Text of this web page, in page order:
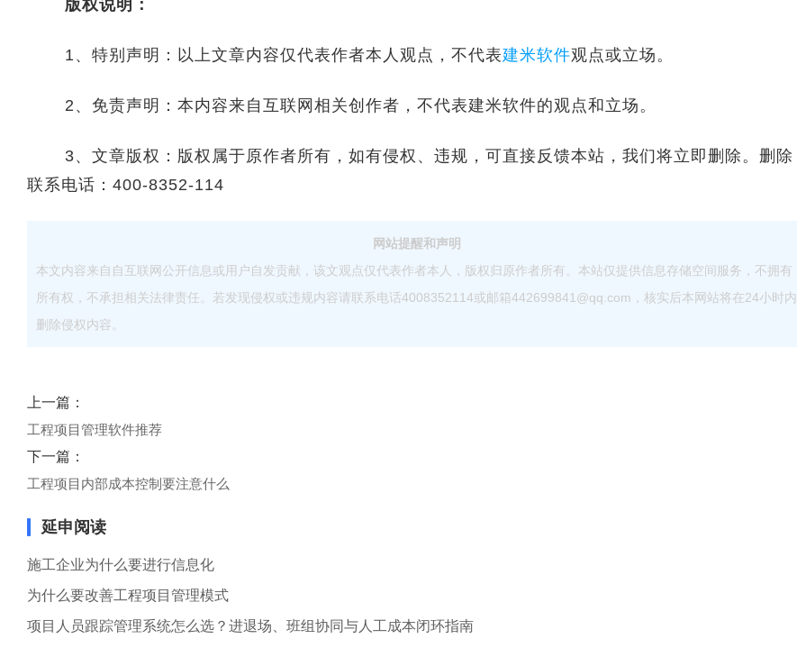
版权说明：
1、特别声明：以上文章内容仅代表作者本人观点，不代表建米软件观点或立场。
2、免责声明：本内容来自互联网相关创作者，不代表建米软件的观点和立场。
3、文章版权：版权属于原作者所有，如有侵权、违规，可直接反馈本站，我们将立即删除。删除
联系电话：400-8352-114
网站提醒和声明
本文内容来自自互联网公开信息或用户自发贡献，该文观点仅代表作者本人，版权归原作者所有。本站仅提供信息存储空间服务，不拥有
所有权，不承担相关法律责任。若发现侵权或违规内容请联系电话4008352114或邮箱442699841@qq.com，核实后本网站将在24小时内
删除侵权内容。
上一篇：
工程项目管理软件推荐
下一篇：
工程项目内部成本控制要注意什么
延申阅读
施工企业为什么要进行信息化
为什么要改善工程项目管理模式
项目人员跟踪管理系统怎么选？进退场、班组协同与人工成本闭环指南